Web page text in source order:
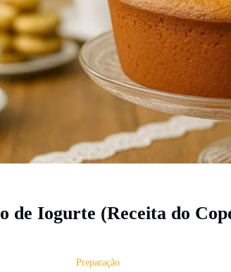
de Iogurte (Receita do
Preparação